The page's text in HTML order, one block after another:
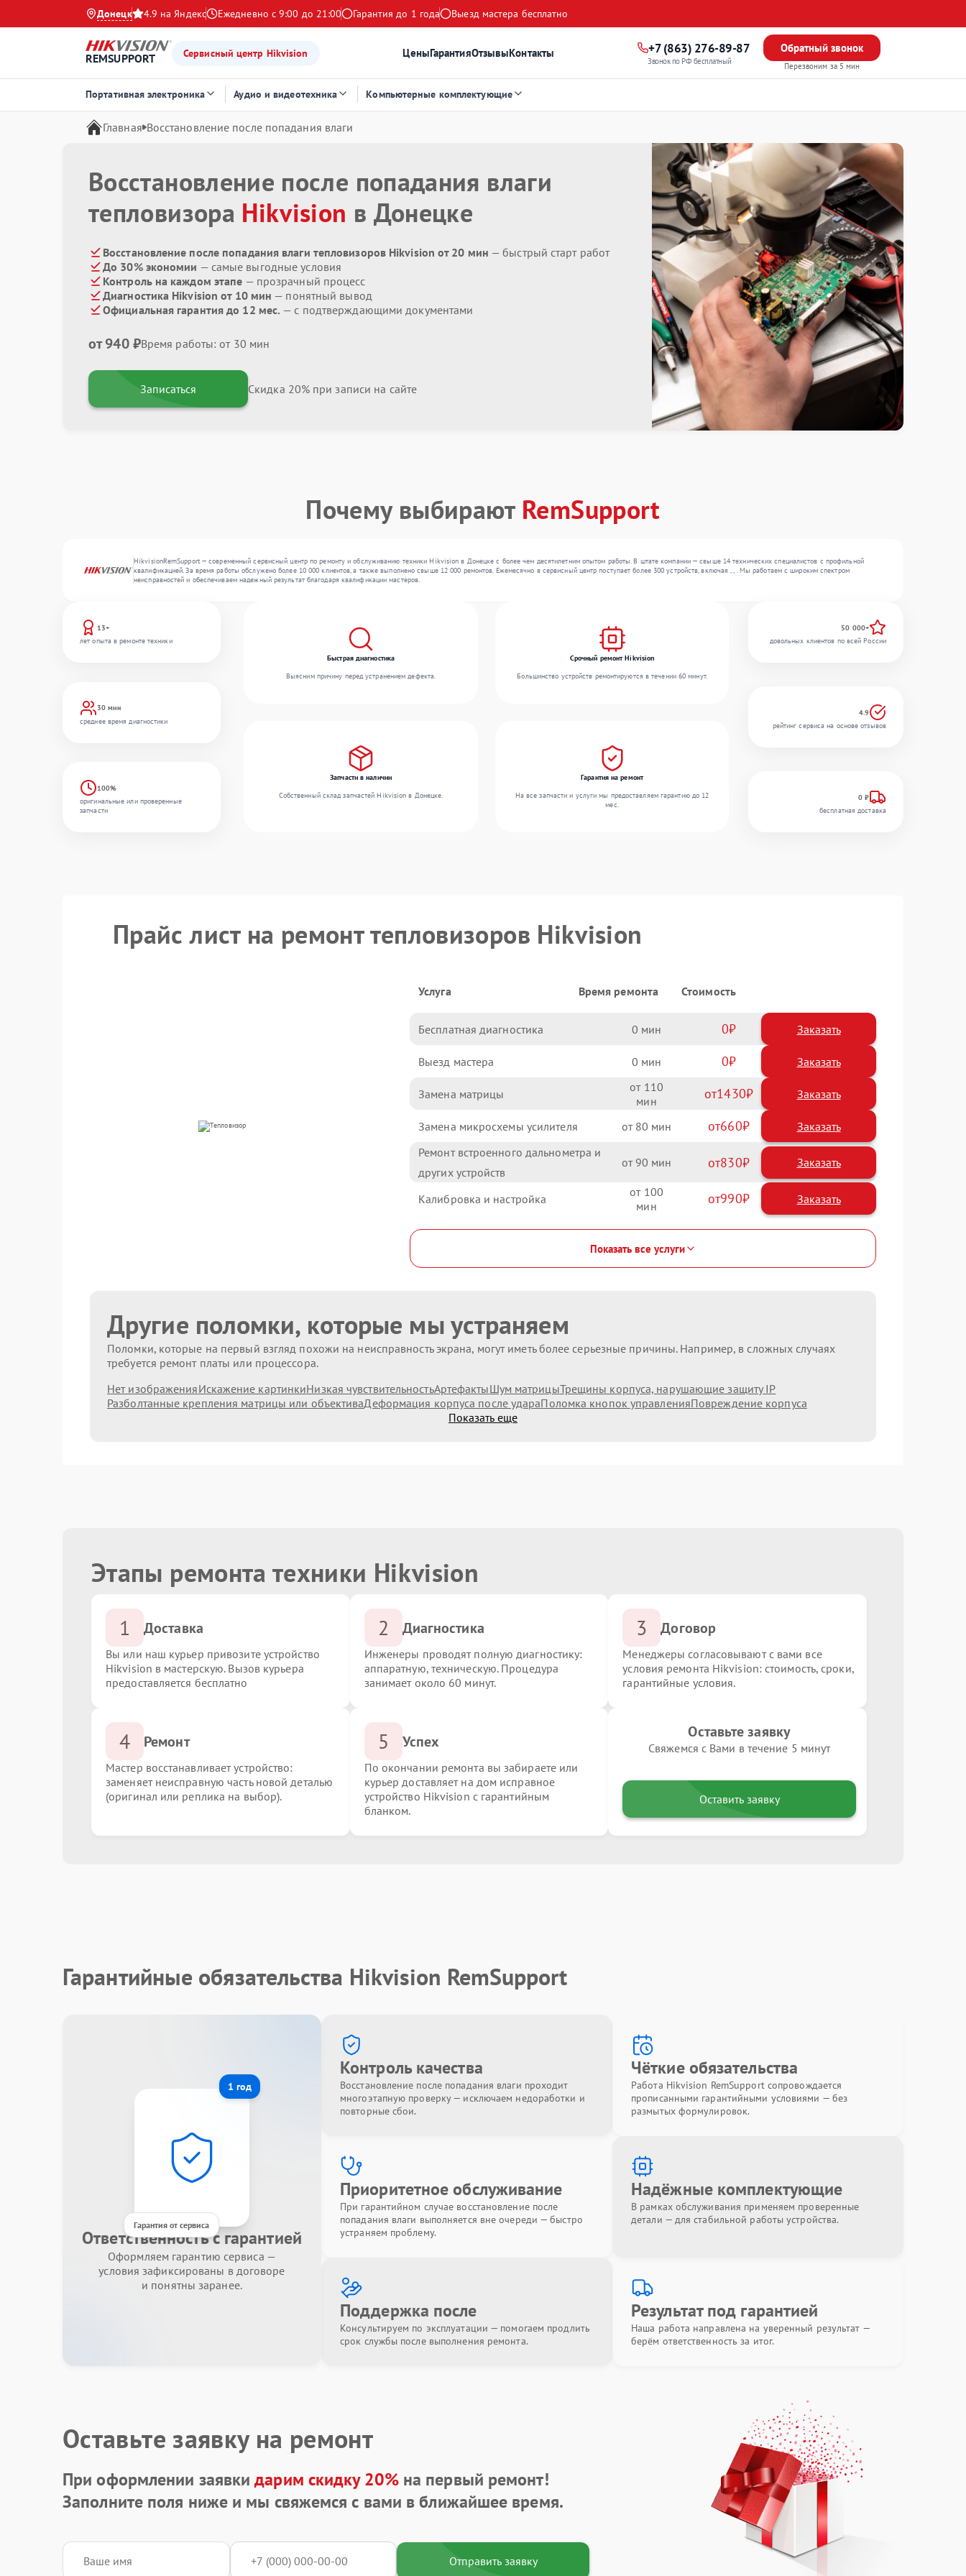
Донецк 4.9 на Яндекс Ежедневно с 9:00 до 21:00 Гарантия до 1 года Выезд мастера бесплатно
REMSUPPORT Сервисный центр Hikvision ЦеныГарантияОтзывыКонтакты +7 (863) 276-89-87
Звонок по РФ бесплатный
Обратный звонок
Перезвоним за 5 мин
Портативная электроника Аудио и видеотехника Компьютерные комплектующие
Главная Восстановление после попадания влаги
Восстановление после попадания влаги
тепловизора Hikvision в Донецке
Восстановление после попадания влаги тепловизоров Hikvision от 20 мин — быстрый старт работ
До 30% экономии — самые выгодные условия
Контроль на каждом этапе — прозрачный процесс
Диагностика Hikvision от 10 мин — понятный вывод
Официальная гарантия до 12 мес. — с подтверждающими документами
от 940 ₽Время работы: от 30 мин
Записаться Скидка 20% при записи на сайте
Почему выбирают RemSupport
HikvisionRemSupport — современный сервисный центр по ремонту и обслуживанию техники Hikvision в Донецке с более чем десятилетним опытом работы. В штате компании — свыше 14 технических специалистов с профильной
квалификацией. За время работы обслужено более 10 000 клиентов, а также выполнено свыше 12 000 ремонтов. Ежемесячно в сервисный центр поступает более 300 устройств, включая , , . Мы работаем с широким спектром
неисправностей и обеспечиваем надежный результат благодаря квалификации мастеров.
13+
лет опыта в ремонте техники
30 мин
среднее время диагностики
100%
оригинальные или проверенные
запчасти
Быстрая диагностика
Выясним причину перед устранением дефекта.
Срочный ремонт Hikvision
Большинство устройств ремонтируются в течении 60 минут.
Запчасти в наличии
Собственный склад запчастей Hikvision в Донецке.
Гарантия на ремонт
На все запчасти и услуги мы предоставляем гарантию до 12
мес.
50 000+
довольных клиентов по всей России
4.9
рейтинг сервиса на основе отзывов
0 ₽
бесплатная доставка
Прайс лист на ремонт тепловизоров Hikvision
Услуга Время ремонта Стоимость
Бесплатная диагностика 0 0 Заказать
Выезд мастера 0 0 Заказать
Замена матрицы 110 1430
Замена микросхемы усилителя 80 660
Ремонт встроенного дальнометра и
других устройств
90 830
Калибровка и настройка 100 990
Показать все услуги
Другие поломки, которые мы устраняем
Поломки, которые на первый взгляд похожи на неисправность экрана, могут иметь более серьезные причины. Например, в сложных случаях
требуется ремонт платы или процессора.
Нет изображенияИскажение картинкиНизкая чувствительностьАртефактыШум матрицыТрещины корпуса, нарушающие защиту IP
Разболтанные крепления матрицы или объективаДеформация корпуса после удараПоломка кнопок управленияПовреждение корпуса
Показать еще
Этапы ремонта техники Hikvision
1 Доставка
Вы или наш курьер привозите устройство
Hikvision в мастерскую. Вызов курьера
предоставляется бесплатно
2 Диагностика
Инженеры проводят полную диагностику:
аппаратную, техническую. Процедура
занимает около 60 минут.
3 Договор
Менеджеры согласовывают с вами все
условия ремонта Hikvision: стоимость, сроки,
гарантийные условия.
4 Ремонт
Мастер восстанавливает устройство:
заменяет неисправную часть новой деталью
(оригинал или реплика на выбор).
5 Успех
По окончании ремонта вы забираете или
курьер доставляет на дом исправное
устройство Hikvision с гарантийным
бланком.
Оставьте заявку
Свяжемся с Вами в течение 5 минут
Оставить заявку
Гарантийные обязательства Hikvision RemSupport
1 год
Гарантия от сервиса
Ответственность с гарантией
Оформляем гарантию сервиса —
условия зафиксированы в договоре
и понятны заранее.
Контроль качества
Восстановление после попадания влаги проходит
многоэтапную проверку — исключаем недоработки и
повторные сбои.
Чёткие обязательства
Работа Hikvision RemSupport сопровождается
прописанными гарантийными условиями — без
размытых формулировок.
Приоритетное обслуживание
При гарантийном случае восстановление после
попадания влаги выполняется вне очереди — быстро
устраняем проблему.
Надёжные комплектующие
В рамках обслуживания применяем проверенные
детали — для стабильной работы устройства.
Поддержка после
Консультируем по эксплуатации — помогаем продлить
срок службы после выполнения ремонта.
Результат под гарантией
Наша работа направлена на уверенный результат —
берём ответственность за итог.
Оставьте заявку на ремонт
При оформлении заявкидарим скидку 20%на первый ремонт!
Заполните поля ниже и мы свяжемся с вами в ближайшее время.
Отправить заявку